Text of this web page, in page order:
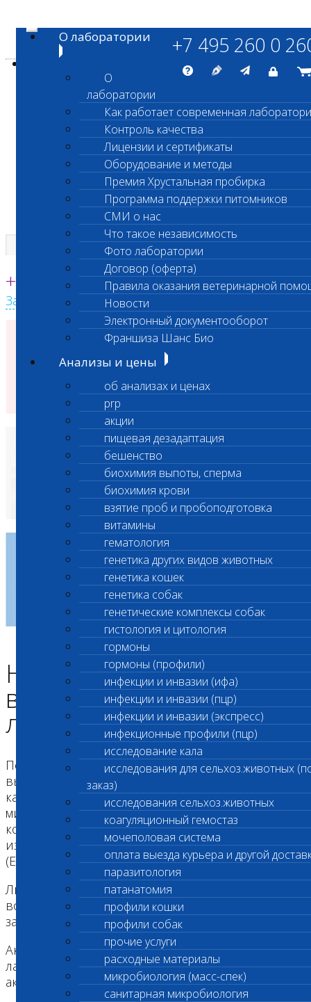
Карта сайта vetlab@vetlab.ru
ШАНС БИО
Независимая ветеринарная лаборатория
Единая круглосуточная справочная
+7 495 260 0 260
Заказать звонок с сайта
Навигация +7 495 260 0
О лаборатории
О
лаборатории
Как работает современная
Контроль качества
Лицензии и сертификаты
Оборудование и методы
Премия Хрустальная пробирка
Программа поддержки питомников
СМИ о нас
Что такое независимость
Фото лаборатории
Договор (оферта)
Правила оказания ветеринарной
Новости
Электронный документооборот
Франшиза Шанс Био
Анализы и цены
об анализах и ценах
prp
акции
пищевая дезадаптация
бешенство
биохимия выпоты, сперма
биохимия крови
взятие проб и пробоподготовка
витамины
гематология
генетика других видов животных
генетика кошек
генетика собак
генетические комплексы собак
гистология и цитология
гормоны
гормоны (профили)
инфекции и инвазии (ифа)
инфекции и инвазии (пцр)
инфекции и инвазии (экспресс)
инфекционные профили (пцр)
исследование кала
исследования для сельхоз.животных
заказ)
исследования сельхоз.животных
коагуляционный гемостаз
мочеполовая система
оплата выезда курьера и другой
паразитология
патанатомия
профили кошки
профили собак
прочие услуги
расходные материалы
микробиология (масс-спек)
санитарная микробиология
Независимая
ветеринарная
лаборатория Шанс Био
Первая ветеринарная лаборатория в России,
выполняющая в полном объеме контроль
качества проводимых исследований по
мировым стандартам, включая внешний
контроль качества ведущими организациями
из России (ФСВОК, ЦНМВЛ, ВНИИЗЖ), США
(EQAS) и Евросоюза (Prevecal).
Лицензия Роспотребнадзора на работу с
возбудителями инфекционных и инвазионных
заболеваний человека и животных.
Аккредитация в качестве испытательной
лаборатории в Федеральной службе по
аккредитации по ГОСТ ISO/IEC 17025-2019.